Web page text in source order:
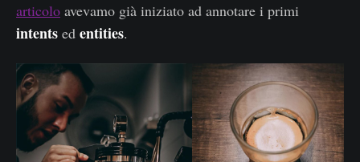
articolo avevamo già iniziato ad annotare i primi
intents ed entities.